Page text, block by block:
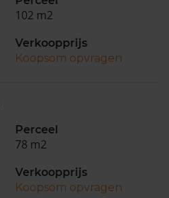
102 m2
Verkoopprijs
Koopsom opvragen
Perceel
78 m2
Verkoopprijs
Koopsom opvragen